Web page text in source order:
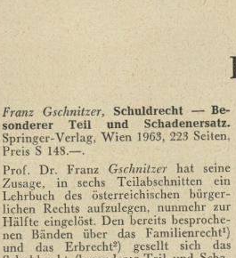
Franz Gschnitzer, Schuldrecht — Be¬
sonderer Teil und Schadenersatz.
Springer-Verlag, Wien 1963, 223 Seiten,
Preis S 148.—.
Prof.
Dr. Franz Gschnitzer hat seine
Zusage, in sechs Teilabschnitten ein
Lehrbuch des österreichischen bürger¬
lichen Rechts aufzulegen, nunmehr zur
Hälfte eingelöst. Den bereits besproche¬
nen Bänden über das Familienrccht1)
und das Erbrecht2) gesellt sich das